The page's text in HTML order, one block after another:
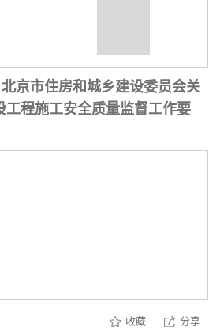
京市住房和城乡建设委员会关
工程施工安全质量监督工作要
收藏 分享